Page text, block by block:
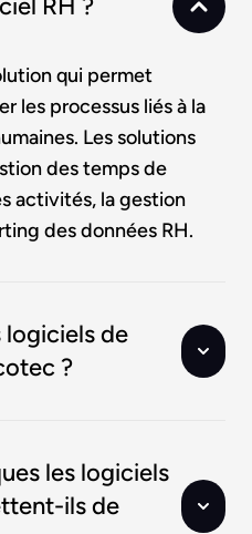
RH ?
qui permet
les processus liés à la
Les solutions
des temps de
activités, la gestion
des données RH.
logiciels de
?
les logiciels
ils de